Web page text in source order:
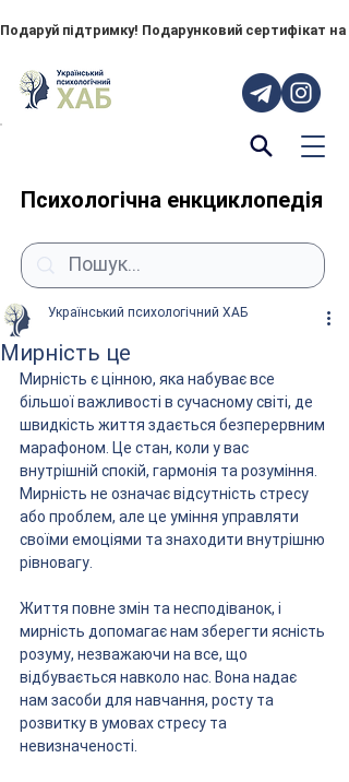
Подаруй підтримку! Подарунковий сертифікат
Психологічна енкциклопедія
Мирність це
Український психологічний ХАБ
Мирність є цінною, яка набуває все
більшої важливості в сучасному світі, де
швидкість життя здається безперервним
марафоном. Це стан, коли у вас
внутрішній спокій, гармонія та розуміння.
Мирність не означає відсутність стресу
або проблем, але це уміння управляти
своїми емоціями та знаходити внутрішню
рівновагу.
Життя повне змін та несподіванок, і
мирність допомагає нам зберегти ясність
розуму, незважаючи на все, що
відбувається навколо нас. Вона надає
нам засоби для навчання, росту та
розвитку в умовах стресу та
невизначеності.